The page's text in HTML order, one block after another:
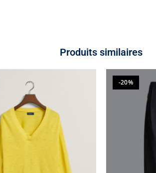
Produits similaires
-20%